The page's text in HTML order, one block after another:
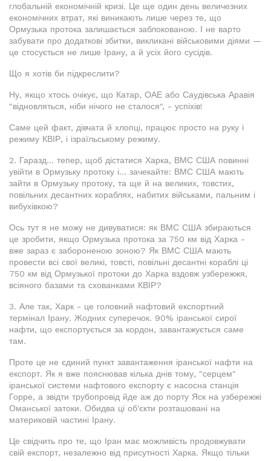
глобальній економічній кризі. Це ще один день величезних
економічних втрат, які виникають лише через те, що
Ормузька протока залишається заблокованою. І не варто
забувати про додаткові збитки, викликані військовими діями —
це стосується не лише Ірану, а й усіх його сусідів.
Що я хотів би підкреслити?
Ну, якщо хтось очікує, що Катар, ОАЕ або Саудівська Аравія
"відновляться, ніби нічого не сталося", - успіхів!
Саме цей факт, дівчата й хлопці, працює просто на руку і
режиму КВІР, і ізраїльському режиму.
2. Гаразд... тепер, щоб дістатися Харка, ВМС США повинні
увійти в Ормузьку протоку і... зачекайте: ВМС США мають
зайти в Ормузьку протоку, та ще й на великих, товстих,
повільних десантних кораблях, набитих військами, пальним і
вибухівкою?
Ось тут я не можу не дивуватися: як ВМС США збираються
це зробити, якщо Ормузька протока за 750 км від Харка -
вже зараз є забороненою зоною? Як ВМС США мають
провести всі свої великі, товсті, повільні десантні кораблі ці
750 км від Ормузької протоки до Харка вздовж узбережжя,
всіяного базами та схованками КВІР?
3. Але так, Харк - це головний нафтовий експортний
термінал Ірану. Жодних суперечок. 90% іранської сирої
нафти, що експортується за кордон, завантажується саме
там.
Проте це не єдиний пункт завантаження іранської нафти на
експорт. Як я вже пояснював кілька днів тому, "серцем"
іранської системи нафтового експорту є насосна станція
Горре, а звідти трубопровід йде аж до порту Яск на узбережжі
Оманської затоки. Обидва ці об'єкти розташовані на
материковій частині Ірану.
Це свідчить про те, що Іран має можливість продовжувати
свій експорт, незалежно від присутності Харка. Якщо тільки